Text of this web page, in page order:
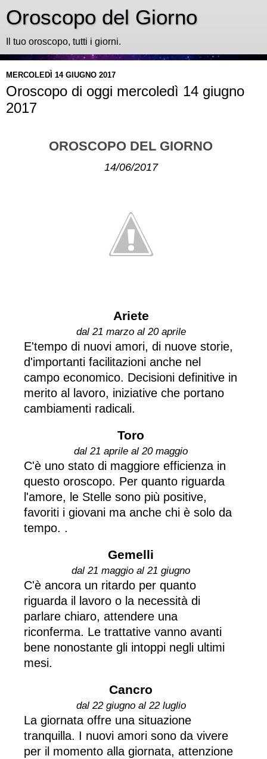
Oroscopo del Giorno
Il tuo oroscopo, tutti i giorni.
MERCOLEDÌ 14 GIUGNO 2017
Oroscopo di oggi mercoledì 14 giugno
2017
OROSCOPO DEL GIORNO
14/06/2017
Ariete
dal 21 marzo al 20 aprile
E'tempo di nuovi amori, di nuove storie,
d'importanti facilitazioni anche nel
campo economico. Decisioni definitive in
merito al lavoro, iniziative che portano
cambiamenti radicali.
Toro
dal 21 aprile al 20 maggio
C'è uno stato di maggiore efficienza in
questo oroscopo. Per quanto riguarda
l'amore, le Stelle sono più positive,
favoriti i giovani ma anche chi è solo da
tempo. .
Gemelli
dal 21 maggio al 21 giugno
C'è ancora un ritardo per quanto
riguarda il lavoro o la necessità di
parlare chiaro, attendere una
riconferma. Le trattative vanno avanti
bene nonostante gli intoppi negli ultimi
mesi.
Cancro
dal 22 giugno al 22 luglio
La giornata offre una situazione
tranquilla. I nuovi amori sono da vivere
per il momento alla giornata, attenzione